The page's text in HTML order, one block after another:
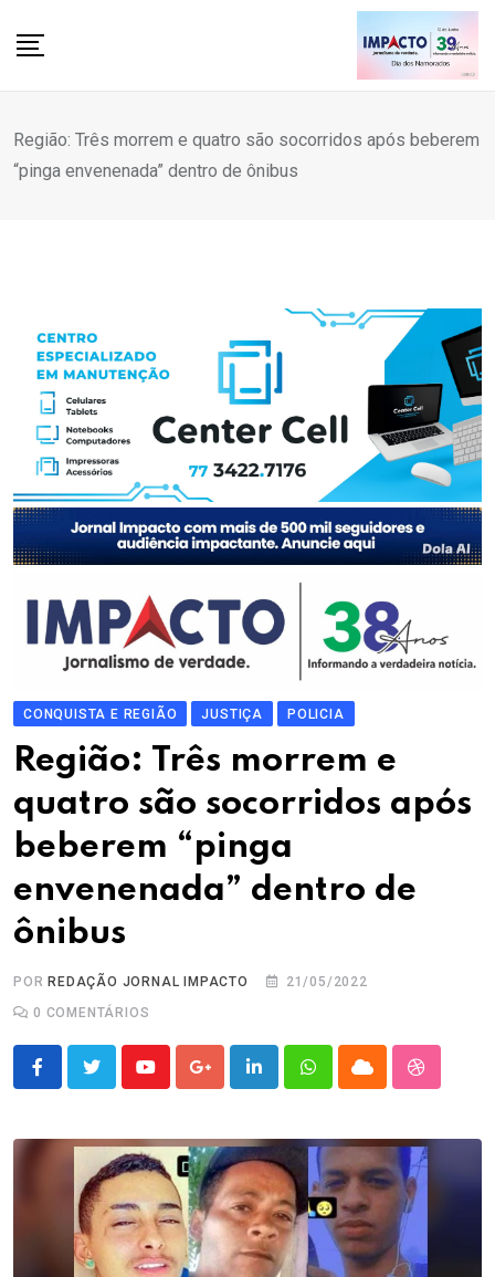
Região: Três morrem e quatro são socorridos após beberem
“pinga envenenada” dentro de ônibus
CONQUISTA E REGIÃO JUSTIÇA POLICIA
Região: Três morrem e
quatro são socorridos após
beberem “pinga
envenenada” dentro de
ônibus
POR REDAÇÃO JORNAL IMPACTO
21/05/2022
0 COMENTÁRIOS
YoutubeGoogle+LinkedInWhatsappCloud